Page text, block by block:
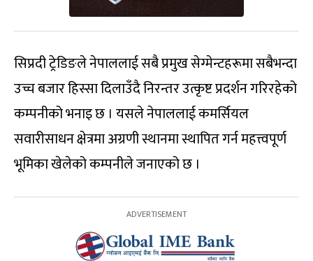
सिप्रदी ट्रेडिङले नेपाललाई सबै प्रमुख सेग्मेन्टहरूमा सबैभन्दा
उच्च बजार हिस्सा दिलाउँदै निरन्तर उत्कृष्ट प्रदर्शन गरिरहेको
कम्पनीको भनाइ छ । यसले नेपाललाई कमर्सियल
सवारीसाधन क्षेत्रमा अग्रणी स्थानमा स्थापित गर्न महत्त्वपूर्ण
भूमिका खेलेको कम्पनीले जनाएको छ ।